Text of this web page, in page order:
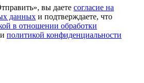
вы даете согласие на
данных и подтверждаете, что
в отношении обработки
и политикой конфиденциальности